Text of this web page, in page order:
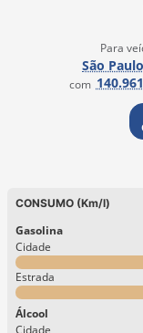
Para
São Paulo
com
CONSUMO (Km/l)
Gasolina
Cidade
Estrada
Álcool
Cidade